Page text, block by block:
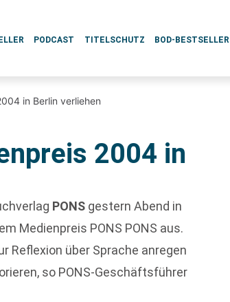
PODCAST TITELSCHUTZ BOD-BESTSELLER
in Berlin verliehen
2004 in
PONS gestern Abend in
Medienpreis PONS PONS aus.
Reflexion über Sprache anregen
so PONS-Geschäftsführer